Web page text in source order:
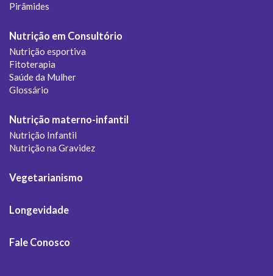
Pirâmides
Nutrição em Consultório
Nutrição esportiva
Fitoterapia
Saúde da Mulher
Glossário
Nutrição materno-infantil
Nutrição Infantil
Nutrição na Gravidez
Vegetarianismo
Longevidade
Fale Conosco